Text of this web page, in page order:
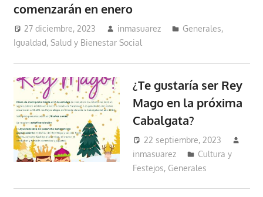
comenzarán en enero
27 diciembre, 2023 inmasuarez Generales,
Igualdad, Salud y Bienestar Social
¿Te gustaría ser Rey
Mago en la próxima
Cabalgata?
22 septiembre, 2023
inmasuarez
Cultura y
Festejos, Generales